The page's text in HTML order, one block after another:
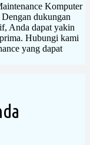
Komputer
dukungan
Anda dapat yakin
Hubungi kami
yang dapat